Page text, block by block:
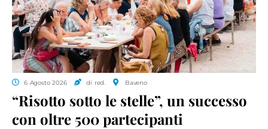
6 Agosto 2026 di red. Baveno
“Risotto sotto le stelle”, un successo
con oltre 500 partecipanti